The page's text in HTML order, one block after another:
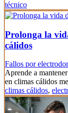
técnico
Prolonga la
cálidos
Fallos por
Aprende a
en climas cálidos
climas cálidos,